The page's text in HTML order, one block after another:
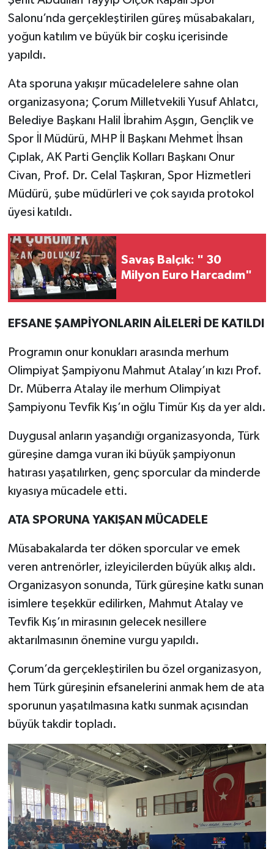
Salonu’nda gerçekleştirilen güreş müsabakaları,
yoğun katılım ve büyük bir coşku içerisinde
yapıldı.
Ata sporuna yakışır mücadelelere sahne olan
organizasyona; Çorum Milletvekili Yusuf Ahlatcı,
Belediye Başkanı Halil İbrahim Aşgın, Gençlik ve
Spor İl Müdürü, MHP İl Başkanı Mehmet İhsan
Çıplak, AK Parti Gençlik Kolları Başkanı Onur
Civan, Prof. Dr. Celal Taşkıran, Spor Hizmetleri
Müdürü, şube müdürleri ve çok sayıda protokol
üyesi katıldı.
Savaş Balçık: " 30
Milyon Euro Harcadım"
EFSANE ŞAMPİYONLARIN AİLELERİ DE KATILDI
Programın onur konukları arasında merhum
Olimpiyat Şampiyonu Mahmut Atalay’ın kızı Prof.
Dr. Müberra Atalay ile merhum Olimpiyat
Şampiyonu Tevfik Kış’ın oğlu Timür Kış da yer aldı.
Duygusal anların yaşandığı organizasyonda, Türk
güreşine damga vuran iki büyük şampiyonun
hatırası yaşatılırken, genç sporcular da minderde
kıyasıya mücadele etti.
ATA SPORUNA YAKIŞAN MÜCADELE
Müsabakalarda ter döken sporcular ve emek
veren antrenörler, izleyicilerden büyük alkış aldı.
Organizasyon sonunda, Türk güreşine katkı sunan
isimlere teşekkür edilirken, Mahmut Atalay ve
Tevfik Kış’ın mirasının gelecek nesillere
aktarılmasının önemine vurgu yapıldı.
Çorum’da gerçekleştirilen bu özel organizasyon,
hem Türk güreşinin efsanelerini anmak hem de ata
sporunun yaşatılmasına katkı sunmak açısından
büyük takdir topladı.